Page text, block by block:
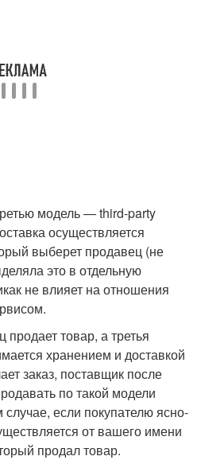
модель — third-party
осуществляется
выберет продавец (не
это в отдельную
не влияет на отношения
товар, а третья
хранением и доставкой
заказ, поставщик после
по такой модели
случае, если покупателю ясно-
от вашего имени
продал товар.